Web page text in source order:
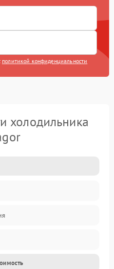
политикой конфиденциальности
холодильника